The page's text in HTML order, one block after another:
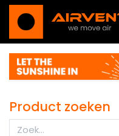
Se rendre au contenu
Product zoeken